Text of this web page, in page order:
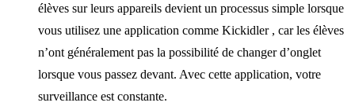
élèves sur leurs appareils devient un processus simple lorsque
vous utilisez une application comme Kickidler , car les élèves
n’ont généralement pas la possibilité de changer d’onglet
lorsque vous passez devant. Avec cette application, votre
surveillance est constante.